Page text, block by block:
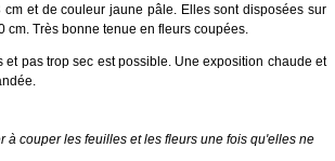
et de couleur jaune pâle. Elles sont disposées sur
cm. Très bonne tenue en fleurs coupées.
et pas trop sec est possible. Une exposition chaude et
à couper les feuilles et les fleurs une fois qu'elles ne